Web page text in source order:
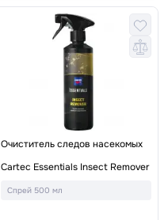
Очиститель следов насекомых
Cartec Essentials Insect Remover
Спрей 500 мл